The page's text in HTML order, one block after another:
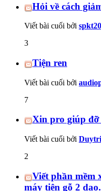
Hỏi về cách
Viết bài cuối bởi
3
Tiện ren
Viết bài cuối bởi
7
Xin pro giúp đỡ
Viết bài cuối bởi Duytri
2
Viết phần mềm
máy tiện gỗ 2 dao.